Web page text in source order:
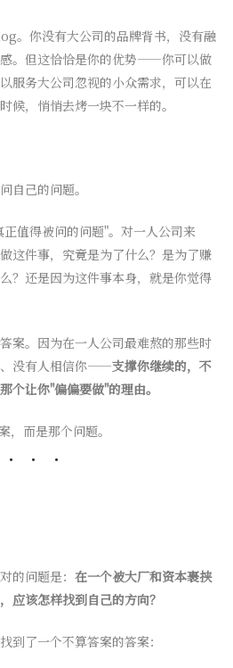
。你没有大公司的品牌背书，没有融
。但这恰恰是你的优势——你可以做
服务大公司忽视的小众需求，可以在
候，悄悄去烤一块不一样的。
自己的问题。
值得被问的问题"。对一人公司来
这件事，究竟是为了什么？是为了赚
？还是因为这件事本身，就是你觉得
案。因为在一人公司最难熬的那些时
没有人相信你——支撑你继续的，不
个让你"偏偏要做"的理由。
，而是那个问题。
的问题是： 在一个被大厂和资本裹挟
应该怎样找到自己的方向？
到了一个不算答案的答案：